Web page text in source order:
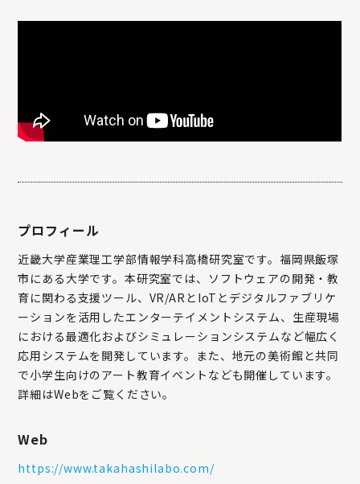
プロフィール
近畿大学産業理工学部情報学科高橋研究室です。福岡県飯塚
市にある大学です。本研究室では、ソフトウェアの開発・教
育に関わる支援ツール、VR/ARとIoTとデジタルファブリケ
ーションを活用したエンターテイメントシステム、生産現場
における最適化およびシミュレーションシステムなど幅広く
応用システムを開発しています。また、地元の美術館と共同
で小学生向けのアート教育イベントなども開催しています。
詳細はWebをご覧ください。
Web
https://www.takahashilabo.com/